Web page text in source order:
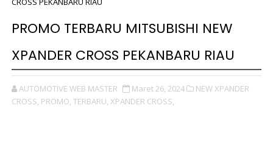
PROMO TERBARU MITSUBISHI NEW
XPANDER CROSS PEKANBARU RIAU
AUTOMOTIVE WEB MASTER Maret 26, 2024
NEW XPANDER
CROSS, PROMO, TERBARU, XPANDER CROSS,